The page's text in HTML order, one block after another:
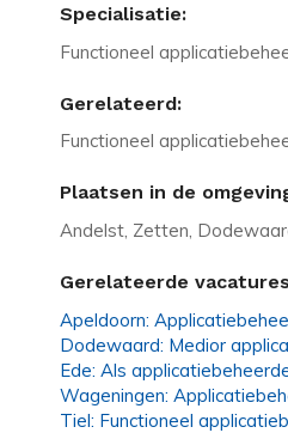
Specialisatie:
Functioneel
Gerelateerd:
Functioneel
Plaatsen in de
Andelst, Zetten,
Gerelateerde
Apeldoorn:
Dodewaard: Medior
Ede: Als
Wageningen:
Tiel: Functioneel